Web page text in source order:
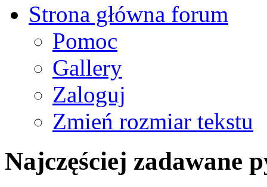
Strona główna forum
Pomoc
Gallery
Zaloguj
Zmień rozmiar tekstu
Najczęściej zadawane